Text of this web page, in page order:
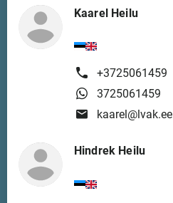
Kaarel Heilu
+3725061459
3725061459
kaarel@lvak.ee
Hindrek Heilu